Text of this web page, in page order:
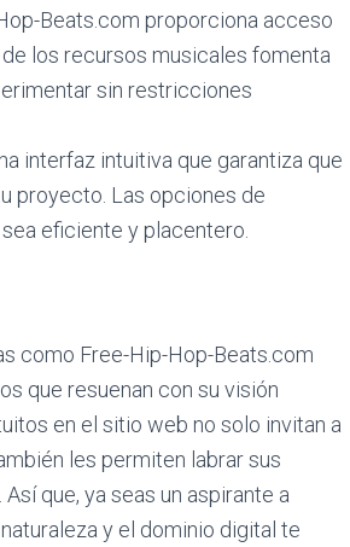
Beats.com proporciona acceso
los recursos musicales fomenta
sin restricciones
interfaz intuitiva que garantiza que
proyecto. Las opciones de
eficiente y placentero.
como Free-Hip-Hop-Beats.com
que resuenan con su visión
en el sitio web no solo invitan a
les permiten labrar sus
que, ya seas un aspirante a
y el dominio digital te